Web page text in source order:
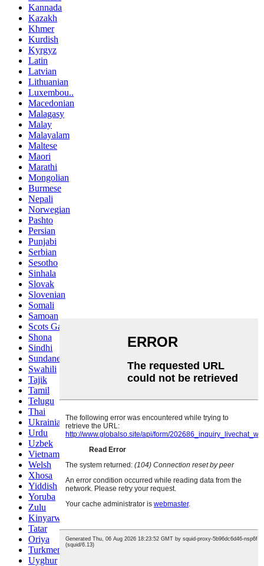
Kannada
Kazakh
Khmer
Kurdish
Kyrgyz
Latin
Latvian
Lithuanian
Luxembou..
Macedonian
Malagasy
Malay
Malayalam
Maltese
Maori
Marathi
Mongolian
Burmese
Nepali
Norwegian
Pashto
Persian
Punjabi
Serbian
Sesotho
Sinhala
Slovak
Slovenian
Somali
Samoan
Scots Gaelic
Shona
Sindhi
Sundanese
Swahili
Tajik
Tamil
Telugu
Thai
Ukrainian
Urdu
Uzbek
Vietnamese
Welsh
Xhosa
Yiddish
Yoruba
Zulu
Kinyarwanda
Tatar
Oriya
Turkmen
Uyghur